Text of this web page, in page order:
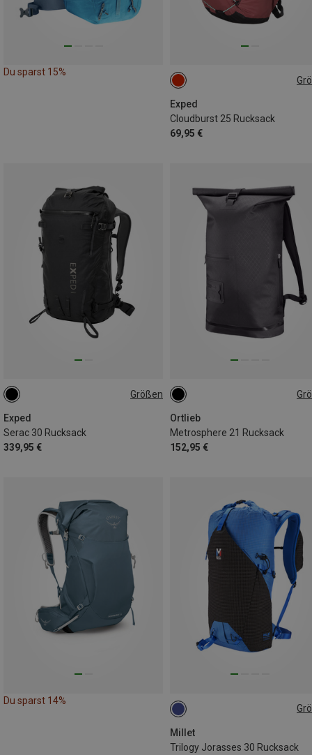
Du sparst 15%
Exped
Cloudburst 25 Rucksack
69,95 €
25L
Größen
Exped
Serac 30 Rucksack
339,95 €
30L | S
Ortlieb
Metrosphere 21 Rucksack
152,95 €
21L
Du sparst 14%
Millet
Trilogy Jorasses 30 Rucksack
30L